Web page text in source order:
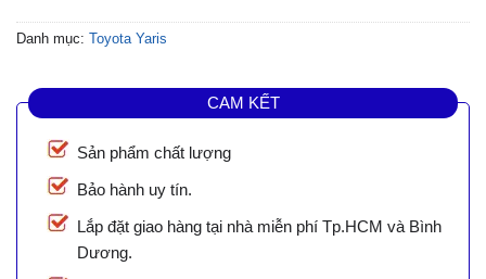
Danh mục: Toyota Yaris
CAM KẾT
Sản phẩm chất lượng
Bảo hành uy tín.
Lắp đặt giao hàng tại nhà miễn phí Tp.HCM và Bình
Dương.